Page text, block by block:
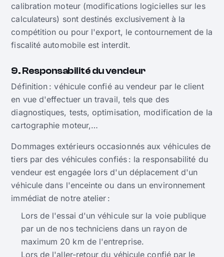
calibration moteur (modifications logicielles sur les
calculateurs) sont destinés exclusivement à la
compétition ou pour l'export, le contournement de la
fiscalité automobile est interdit.
9. Responsabilité du vendeur
Définition : véhicule confié au vendeur par le client
en vue d'effectuer un travail, tels que des
diagnostiques, tests, optimisation, modification de la
cartographie moteur,…
Dommages extérieurs occasionnés aux véhicules de
tiers par des véhicules confiés : la responsabilité du
vendeur est engagée lors d'un déplacement d'un
véhicule dans l'enceinte ou dans un environnement
immédiat de notre atelier :
Lors de l'essai d'un véhicule sur la voie publique
par un de nos techniciens dans un rayon de
maximum 20 km de l'entreprise.
Lors de l'aller-retour du véhicule confié par le